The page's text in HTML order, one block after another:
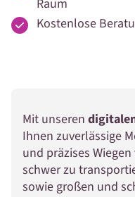
Raum
Kostenlose
Mit unseren
Ihnen zuverlässige
und präzises
schwer zu
sowie großen und